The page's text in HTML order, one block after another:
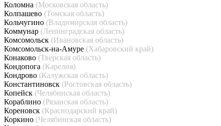
Коломна (Московская область)
Колпашево (Томская область)
Кольчугино (Владимирская область)
Коммунар (Ленинградская область)
Комсомольск (Ивановская область)
Комсомольск-на-Амуре (Хабаровский край)
Конаково (Тверская область)
Кондопога (Карелия)
Кондрово (Калужская область)
Константиновск (Ростовская область)
Копейск (Челябинская область)
Кораблино (Рязанская область)
Кореновск (Краснодарский край)
Коркино (Челябинская область)